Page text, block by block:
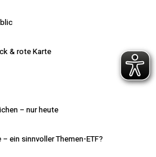
& rote Karte
– nur heute
ein sinnvoller Themen-ETF?